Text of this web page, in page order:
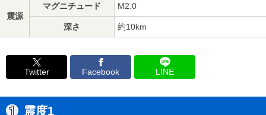
震源
マグニチュード M2.0
深さ 約10km
Twitter Facebook LINE
震度1